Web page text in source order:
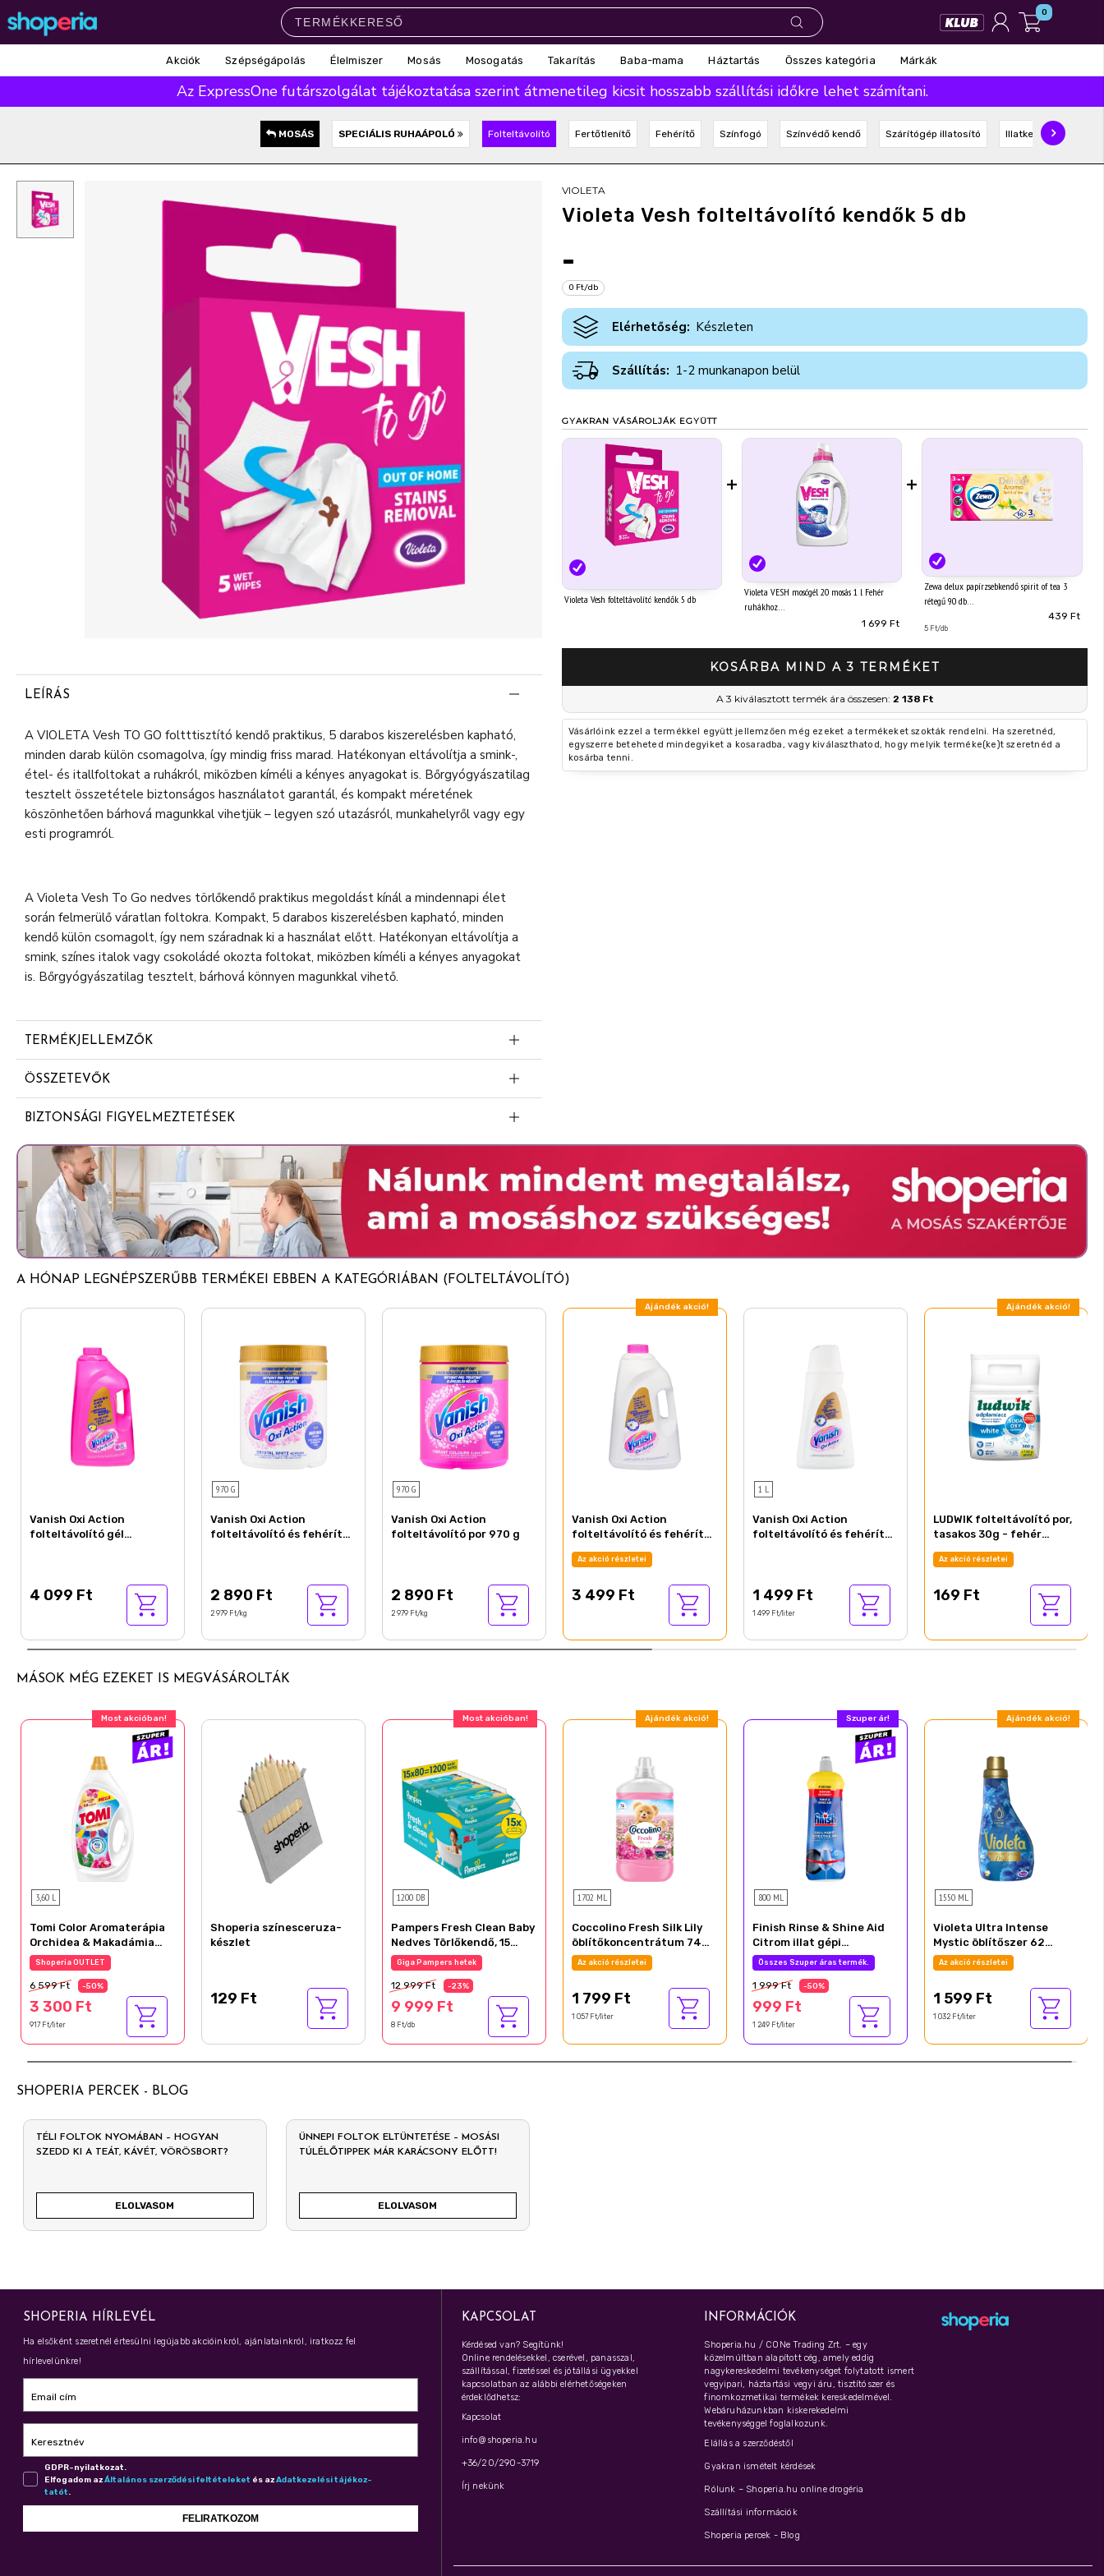
0
Élelmiszer
Népszerű márkák
Pampers
Akciók Szépségápolás Élelmiszer Mosás Mosogatás Takarítás Baba-mama Háztartás Összes kategória Márkák
Az ExpressOne futárszolgálat tájékoztatása szerint átmenetileg kicsit hosszabb szállítási időkre lehet számítani.
MOSÁS SPECIÁLIS RUHAÁPOLÓ Folteltávolító Fertőtlenítő Fehérítő Színfogó Színvédő kendő Szárítógép illatosító Illatkendő
VIOLETA
Violeta Vesh folteltávolító kendők 5 db
-
0 Ft/db
Elérhetőség: Készleten
Szállítás: 1-2 munkanapon belül
GYAKRAN VÁSÁROLJÁK EGYÜTT
Violeta Vesh folteltávolító kendők 5 db
+
Violeta VESH mosógél 20 mosás 1 l Fehér
ruhákhoz
1 699 Ft
+
Zewa delux papírzsebkendő spirit of tea 3
rétegű 90 db
439 Ft
5 Ft/db
KOSÁRBA MIND A 3 TERMÉKET
A 3 kiválasztott termék ára összesen: 2 138 Ft
Vásárlóink ezzel a termékkel együtt jellemzően még ezeket a termékeket szokták rendelni. Ha szeretnéd,
egyszerre beteheted mindegyiket a kosaradba, vagy kiválaszthatod, hogy melyik terméke(ke)t szeretnéd a
kosárba tenni.
LEÍRÁS
A VIOLETA Vesh TO GO foltttisztító kendő praktikus, 5 darabos kiszerelésben kapható,
minden darab külön csomagolva, így mindig friss marad. Hatékonyan eltávolítja a smink-,
étel- és itallfoltokat a ruhákról, miközben kíméli a kényes anyagokat is. Bőrgyógyászatilag
tesztelt összetétele biztonságos használatot garantál, és kompakt méretének
köszönhetően bárhová magunkkal vihetjük – legyen szó utazásról, munkahelyről vagy egy
esti programról.
A Violeta Vesh To Go nedves törlőkendő praktikus megoldást kínál a mindennapi élet
során felmerülő váratlan foltokra. Kompakt, 5 darabos kiszerelésben kapható, minden
kendő külön csomagolt, így nem száradnak ki a használat előtt. Hatékonyan eltávolítja a
smink, színes italok vagy csokoládé okozta foltokat, miközben kíméli a kényes anyagokat
is. Bőrgyógyászatilag tesztelt, bárhová könnyen magunkkal vihető.
TERMÉKJELLEMZŐK
5 darabos kiszerelés, külön csomagolt kendők
Könnyen eltávolítja a smink, italok és ételek foltjait
Kíméli a kényes szöveteket és anyagokat
Bőrgyógyászatilag tesztelt formula
Praktikus méret, bárhová magunkkal vihető
Ideális utazáshoz, munkahelyre vagy hétköznapi használatra
ÖSSZETEVŐK
Kevesebb mint 5% anionos felületaktív anyag
Tartósítószerek (laurilamin-dipropiléndiamin, benzizotiazolinon, nátrium-pirition)
BIZTONSÁGI FIGYELMEZTETÉSEK
Gyermekektől elzárva tartandó.
A HÓNAP LEGNÉPSZERŰBB TERMÉKEI EBBEN A KATEGÓRIÁBAN (FOLTELTÁVOLÍTÓ)
Vanish Oxi Action
folteltávolító gél
4 099 Ft
970 G
Vanish Oxi Action
folteltávolító és fehérítő
2 890 Ft
2 979 Ft/kg
970 G
Vanish Oxi Action
folteltávolító por 970 g
2 890 Ft
2 979 Ft/kg
Ajándék akció!
Vanish Oxi Action
folteltávolító és fehérítő
gél koncentrátum 3 l
Az akció részletei
3 499 Ft
1 L
Vanish Oxi Action
folteltávolító és fehérítő
1 499 Ft
1 499 Ft/liter
Ajándék akció!
LUDWIK folteltávolító por,
tasakos 30g - fehér
ruhákhoz (18/#)
Az akció részletei
169 Ft
MÁSOK MÉG EZEKET IS MEGVÁSÁROLTÁK
Most akcióban!
3,60 L
Tomi Color Aromaterápia
Orchidea & Makadámia
Olaj folyékony mosószer
80 mosás 3,6 l
Shoperia OUTLET
6 599 Ft -50%
3 300 Ft
917 Ft/liter
Shoperia színesceruza-
készlet
129 Ft
Most akcióban!
1200 DB
Pampers Fresh Clean Baby
Nedves Törlőkendő, 15
Csomag x 80 Törlőkendő
db Baba Nedves
Törlőkendő
Giga Pampers hetek
12 999 Ft -23%
9 999 Ft
8 Ft/db
Ajándék akció!
1702 ML
Coccolino Fresh Silk Lily
öblítőkoncentrátum 74
mosás 1702 ml
Az akció részletei
1 799 Ft
1 057 Ft/liter
Szuper ár!
800 ML
Finish Rinse & Shine Aid
Citrom illat gépi
öblítőszer 800 ml
Összes Szuper áras termék.
1 999 Ft -50%
999 Ft
1 249 Ft/liter
Ajándék akció!
1550 ML
Violeta Ultra Intense
Mystic öblítőszer 62
mosás 1550 ml
Az akció részletei
1 599 Ft
1 032 Ft/liter
SHOPERIA PERCEK - BLOG
TÉLI FOLTOK NYOMÁBAN – HOGYAN
SZEDD KI A TEÁT, KÁVÉT, VÖRÖSBORT?
ELOLVASOM
ÜNNEPI FOLTOK ELTÜNTETÉSE – MOSÁSI
TÚLÉLŐTIPPEK MÁR KARÁCSONY ELŐTT!
ELOLVASOM
SHOPERIA HÍRLEVÉL
Ha elsőként szeretnél értesülni legújabb akcióinkról, ajánlatainkról, iratkozz fel
hírlevelünkre!
Email cím
Keresztnév
GDPR-nyilatkozat.
Elfogadom azÁl­ta­lá­nos szer­ző­dé­si fel­té­te­le­ket és azAdat­ke­ze­lé­si tá­jé­koz­
ta­tót.
FELIRATKOZOM
KAPCSOLAT
Kérdésed van? Segítünk!
Online rendelésekkel, cserével, panasszal,
szállítással, fizetéssel és jótállási ügyekkel
kapcsolatban az alábbi elérhetőségeken
érdeklődhetsz:
Kapcsolat
info@shoperia.hu
+36/20/290-3719
Írj nekünk
INFORMÁCIÓK
Shoperia.hu / CONe Trading Zrt. – egy
közelmúltban alapított cég, amely eddig
nagykereskedelmi tevékenységet folytatott ismert
vegyipari, háztartási vegyi áru, tisztítószer és
finomkozmetikai termékek kereskedelmével.
Webáruházunkban kiskerekedelmi
tevékenységgel foglalkozunk.
Elállás a szerződéstől
Gyakran ismételt kérdések
Rólunk – Shoperia.hu online drogéria
Szállítási információk
Shoperia percek - Blog